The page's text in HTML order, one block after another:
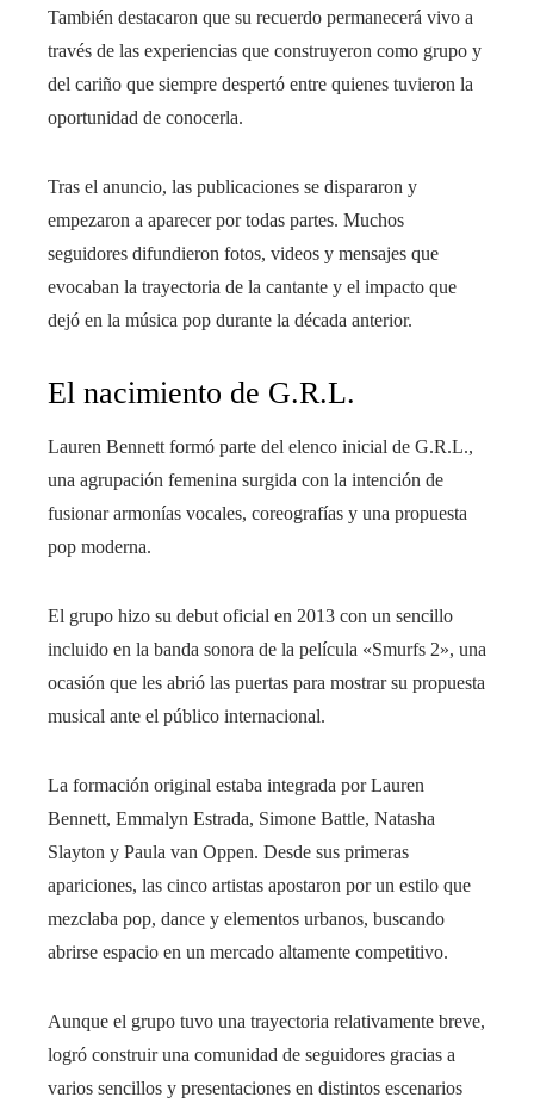
También destacaron que su recuerdo permanecerá vivo a
través de las experiencias que construyeron como grupo y
del cariño que siempre despertó entre quienes tuvieron la
oportunidad de conocerla.
Tras el anuncio, las publicaciones se dispararon y
empezaron a aparecer por todas partes. Muchos
seguidores difundieron fotos, videos y mensajes que
evocaban la trayectoria de la cantante y el impacto que
dejó en la música pop durante la década anterior.
El nacimiento de G.R.L.
Lauren Bennett formó parte del elenco inicial de G.R.L.,
una agrupación femenina surgida con la intención de
fusionar armonías vocales, coreografías y una propuesta
pop moderna.
El grupo hizo su debut oficial en 2013 con un sencillo
incluido en la banda sonora de la película «Smurfs 2», una
ocasión que les abrió las puertas para mostrar su propuesta
musical ante el público internacional.
La formación original estaba integrada por Lauren
Bennett, Emmalyn Estrada, Simone Battle, Natasha
Slayton y Paula van Oppen. Desde sus primeras
apariciones, las cinco artistas apostaron por un estilo que
mezclaba pop, dance y elementos urbanos, buscando
abrirse espacio en un mercado altamente competitivo.
Aunque el grupo tuvo una trayectoria relativamente breve,
logró construir una comunidad de seguidores gracias a
varios sencillos y presentaciones en distintos escenarios